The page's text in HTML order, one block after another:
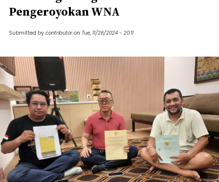
Pengeroyokan WNA
Submitted by contributor on Tue, 11/26/2024 - 20:11